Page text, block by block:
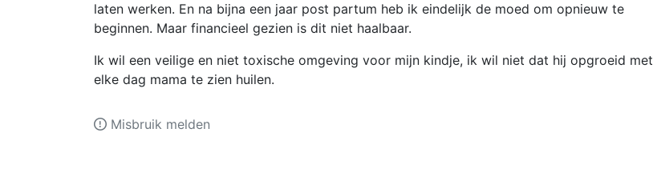
laten werken. En na bijna een jaar post partum heb ik eindelijk de moed om opnieuw te
beginnen. Maar financieel gezien is dit niet haalbaar.
Ik wil een veilige en niet toxische omgeving voor mijn kindje, ik wil niet dat hij opgroeid met
elke dag mama te zien huilen.
Misbruik melden